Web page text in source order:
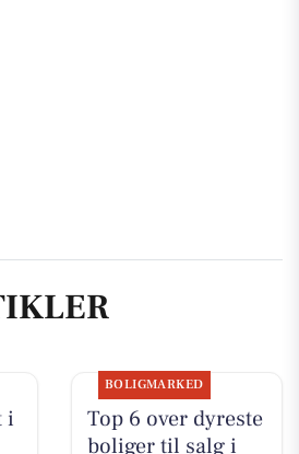
i
BOLIGMARKED
Top 6 over dyreste
boliger til salg i